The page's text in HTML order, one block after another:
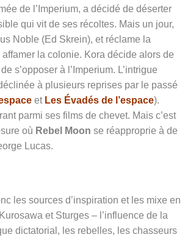
de l’Imperium, a décidé de déserter
qui vit de ses récoltes. Mais un jour,
Noble (Ed Skrein), et réclame la
la colonie. Kora décide alors de
s’opposer à l’Imperium. L’intrigue
à plusieurs reprises par le passé
et Les Évadés de l’espace).
parmi ses films de chevet. Mais c’est
où Rebel Moon se réapproprie à de
Lucas.
les sources d’inspiration et les mixe en
et Sturges – l’influence de la
dictatorial, les rebelles, les chasseurs